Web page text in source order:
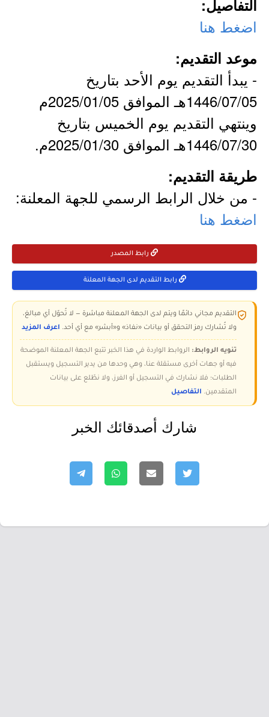
التفاصيل:
اضغط هنا
موعد التقديم:
- يبدأ التقديم يوم الأحد بتاريخ
1446/07/05هـ الموافق 2025/01/05م
وينتهي التقديم يوم الخميس بتاريخ
1446/07/30هـ الموافق 2025/01/30م.
طريقة التقديم:
- من خلال الرابط الرسمي للجهة المعلنة:
اضغط هنا
رابط المصدر
رابط التقديم لدى الجهة المعلنة
التقديم مجاني دائمًا ويتم لدى الجهة المعلنة مباشرة — لا تُحوّل أي مبالغ،
ولا تُشارك رمز التحقق أو بيانات «نفاذ» و«أبشر» مع أي أحد. اعرف المزيد
تنويه الروابط: الروابط الواردة في هذا الخبر تتبع الجهة المعلنة الموضحة
فيه أو جهات أخرى مستقلة عنا، وهي وحدها من يدير التسجيل ويستقبل
الطلبات؛ فلا نشارك في التسجيل أو الفرز، ولا نطّلع على بيانات
المتقدمين. التفاصيل
شارك أصدقائك الخبر